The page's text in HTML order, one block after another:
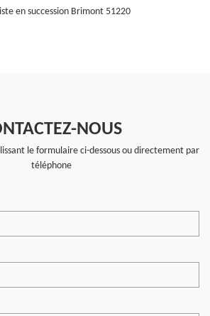
en succession Brimont 51220
NOUS
le formulaire ci-dessous ou directement par
téléphone